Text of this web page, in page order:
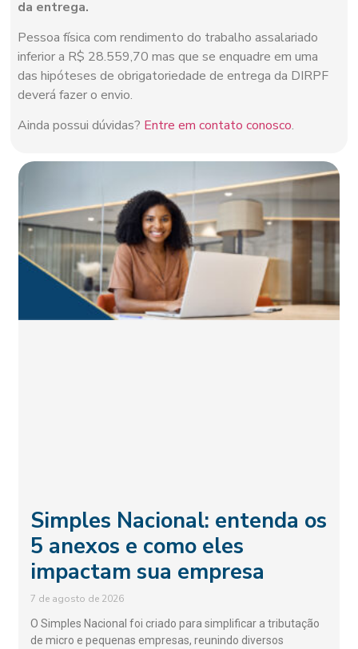
da entrega.
Pessoa física com rendimento do trabalho assalariado
inferior a R$ 28.559,70 mas que se enquadre em uma
das hipóteses de obrigatoriedade de entrega da DIRPF
deverá fazer o envio.
Ainda possui dúvidas? Entre em contato conosco.
Simples Nacional: entenda os
5 anexos e como eles
impactam sua empresa
7 de agosto de 2026
O Simples Nacional foi criado para simplificar a tributação
de micro e pequenas empresas, reunindo diversos